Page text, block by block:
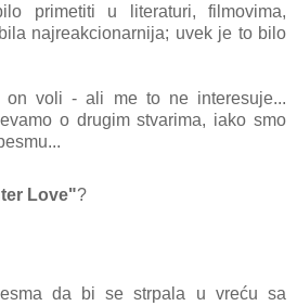
primetiti u literaturi, filmovima,
najreakcionarnija; uvek je to bilo
voli - ali me to ne interesuje...
o drugim stvarima, iako smo
Love"?
da bi se strpala u vreću sa